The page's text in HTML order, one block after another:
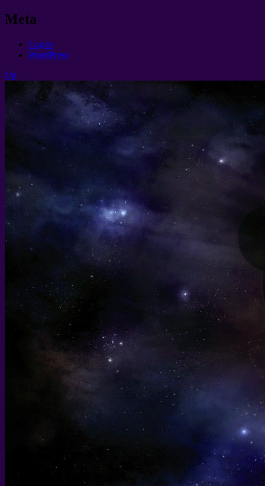
Meta
Log in
WordPress
Up